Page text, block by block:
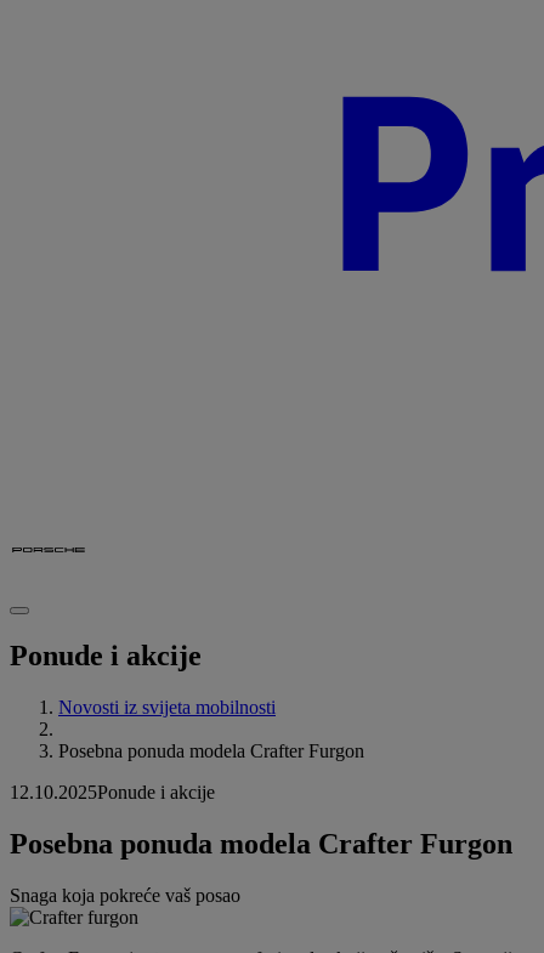
Ponude i akcije
Novosti iz svijeta mobilnosti
Posebna ponuda modela Crafter Furgon
12.10.2025Ponude i akcije
Posebna ponuda modela Crafter Furgon
Snaga koja pokreće vaš posao